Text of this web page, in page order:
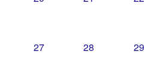
0
27
0
28
0
29